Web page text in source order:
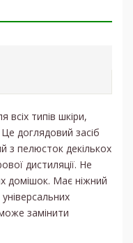
всіх типів шкіри,
доглядовий засіб
з пелюсток декількох
дистиляції. Не
домішок. Має ніжний
замінити